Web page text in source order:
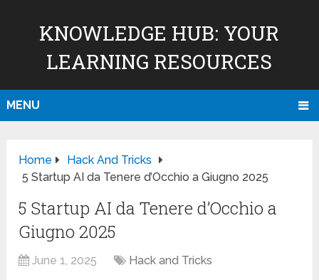
KNOWLEDGE HUB: YOUR
LEARNING RESOURCES
MENU
Home
Hack And Tricks
5 Startup AI da Tenere d’Occhio a Giugno 2025
5 Startup AI da Tenere d’Occhio a
Giugno 2025
June 1, 2025 Hack and Tricks